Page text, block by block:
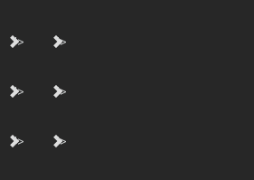
"> ">
"> ">
"> ">